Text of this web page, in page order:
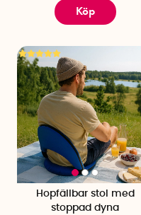
Köp
Hopfällbar stol med
stoppad dyna